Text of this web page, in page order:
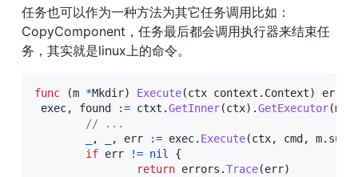
任务也可以作为一种方法为其它任务调用比如：
CopyComponent，任务最后都会调用执行器来结束任
务，其实就是linux上的命令。
func (m *Mkdir) Execute(ctx context . Context)
error
exec, found := ctxt .GetInner(ctx) .GetExecutor(m
// ...
, , err := exec. Execute(ctx, cmd , m. sudo
if err != nil
{
return errors .Trace(err)